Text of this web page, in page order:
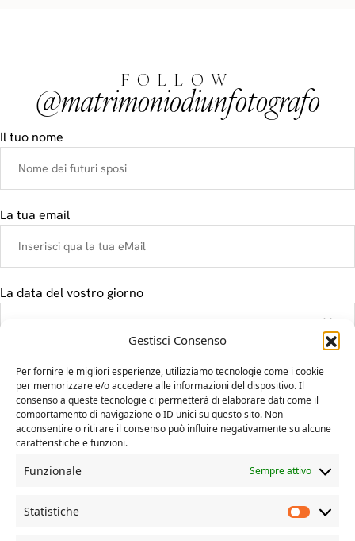
Gestisci Consenso
Per fornire le migliori esperienze, utilizziamo tecnologie come i cookie
per memorizzare e/o accedere alle informazioni del dispositivo. Il
consenso a queste tecnologie ci permetterà di elaborare dati come il
comportamento di navigazione o ID unici su questo sito. Non
acconsentire o ritirare il consenso può influire negativamente su alcune
caratteristiche e funzioni.
Funzionale Sempre attivo
Statistiche
FOLLOW
@matrimoniodiunfotografo
Il tuo nome
La tua email
La data del vostro giorno
Il tuo messaggio